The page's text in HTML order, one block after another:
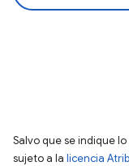
Salvo que se indique
sujeto a la licencia